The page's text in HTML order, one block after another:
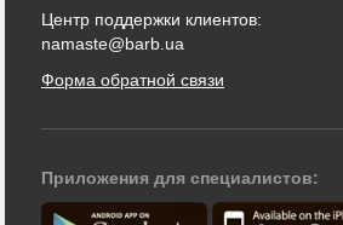
Центр поддержки клиентов:
namaste@barb.ua
Форма обратной связи
Приложения для специалистов: